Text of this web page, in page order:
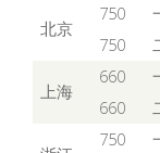
北京
750
750
上海
660
660
750